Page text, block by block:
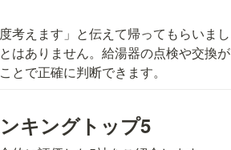
考えます」と伝えて帰ってもらいまし
はありません。給湯器の点検や交換が
で正確に判断できます。
キングトップ5